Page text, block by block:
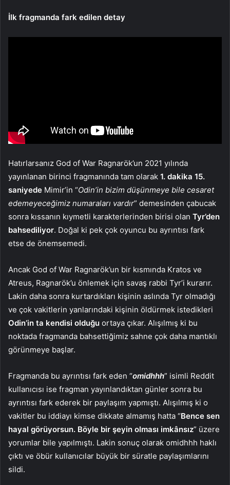
İlk fragmanda fark edilen detay
Hatırlarsanız God of War Ragnarök’un 2021 yılında
yayınlanan birinci fragmanında tam olarak 1. dakika 15.
saniyede Mimir’in “Odin’in bizim düşünmeye bile cesaret
edemeyeceğimiz numaraları vardır” demesinden çabucak
sonra kıssanın kıymetli karakterlerinden birisi olan Tyr’den
bahsediliyor. Doğal ki pek çok oyuncu bu ayrıntısı fark
etse de önemsemedi.
Ancak God of War Ragnarök’un bir kısmında Kratos ve
Atreus, Ragnarök’u önlemek için savaş rabbi Tyr’i kurarır.
Lakin daha sonra kurtardıkları kişinin aslında Tyr olmadığı
ve çok vakitlerin yanlarındaki kişinin öldürmek istedikleri
Odin’in ta kendisi olduğu ortaya çıkar. Alışılmış ki bu
noktada fragmanda bahsettiğimiz sahne çok daha mantıklı
görünmeye başlar.
Fragmanda bu ayrıntısı fark eden “omidhhh” isimli Reddit
kullanıcısı ise fragman yayınlandıktan günler sonra bu
ayrıntısı fark ederek bir paylaşım yapmıştı. Alışılmış ki o
vakitler bu iddiayı kimse dikkate almamış hatta “Bence sen
hayal görüyorsun. Böyle bir şeyin olması imkânsız” üzere
yorumlar bile yapılmıştı. Lakin sonuç olarak omidhhh haklı
çıktı ve öbür kullanıcılar büyük bir süratle paylaşımlarını
sildi.